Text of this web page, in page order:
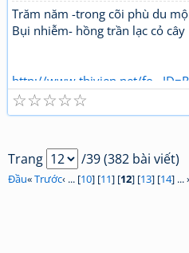
Trăm năm -trong cõi phù du
Bụi nhiễm- hồng trần lạc cỏ cây
http://www.thivien.net/
☆
☆
☆
☆
☆
Trang /39 (382 bài viết)
Đầu«Trước‹ ... [10] [11] [12] [13] [14] ... ›